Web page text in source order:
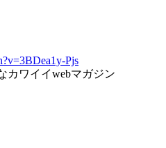
Pjs
カワイイwebマガジン